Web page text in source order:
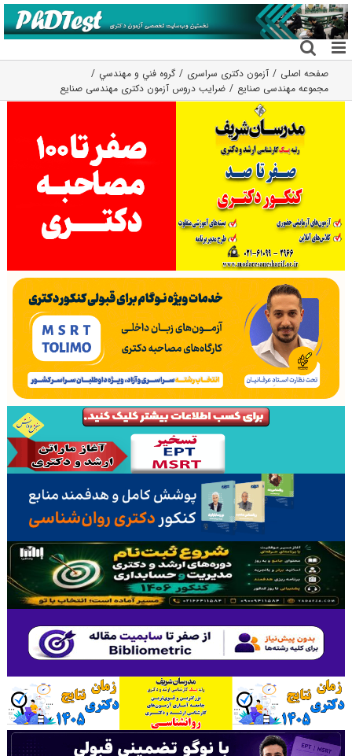
رفتن
به
محتوا
صفحه اصلی آزمون دکتری سراسری
گروه فني و مهندسي
مجموعه مهندسی صنایع
ضرایب دروس آزمون دکتری مهندسی صنایع